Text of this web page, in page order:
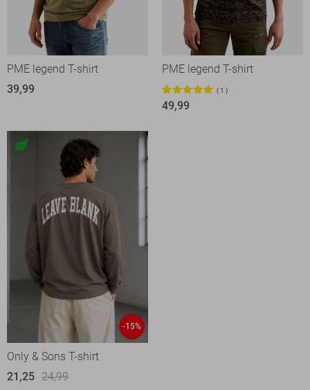
PME legend T-shirt
39,99
PME legend T-shirt
1
49,99
-15%
Only & Sons T-shirt
21,25 24,99